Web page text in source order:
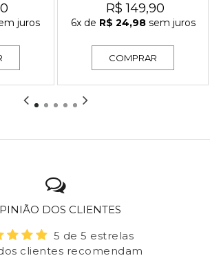
juros
R$ 149,90
6xde R$ 24,98sem juros
COMPRAR
DOS CLIENTES
5 de 5 estrelas
clientes recomendam